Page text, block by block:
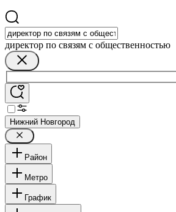
директор по связям с общественностью
Нижний Новгород
Район
Метро
График